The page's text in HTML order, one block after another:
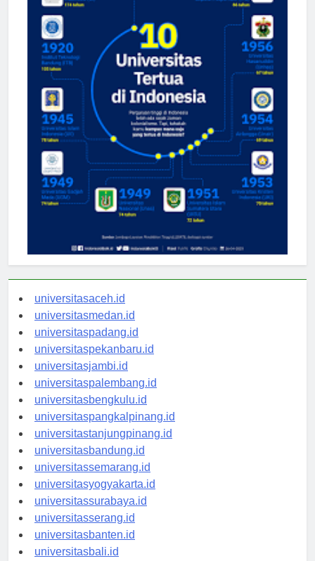
universitasaceh.id
universitasmedan.id
universitaspadang.id
universitaspekanbaru.id
universitasjambi.id
universitaspalembang.id
universitasbengkulu.id
universitaspangkalpinang.id
universitastanjungpinang.id
universitasbandung.id
universitassemarang.id
universitasyogyakarta.id
universitassurabaya.id
universitasserang.id
universitasbanten.id